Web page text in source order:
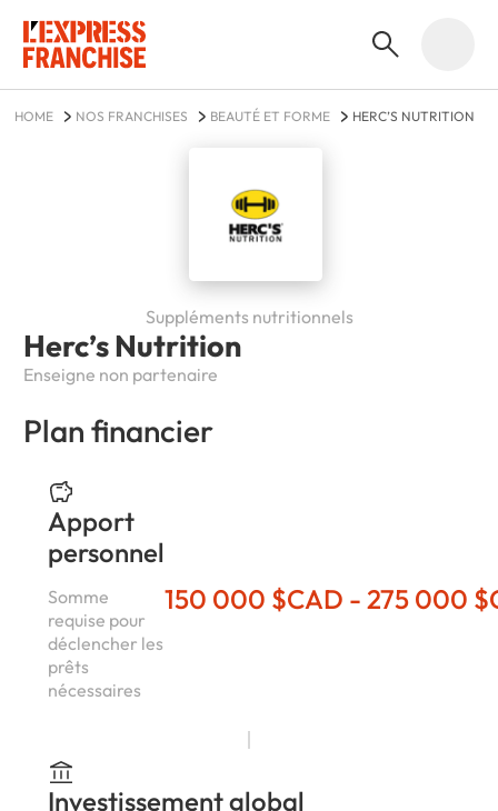
HOME NOS FRANCHISES BEAUTÉ ET FORME HERC’S NUTRITION
Herc’s Nutrition
Enseigne non partenaire
Suppléments nutritionnels
Plan financier
Apport
personnel
Somme
requise pour
déclencher les
prêts
nécessaires
150 000 $CAD - 275 000
Investissement global